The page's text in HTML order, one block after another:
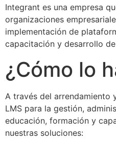
Integrant es una empresa
organizaciones
implementación de
capacitación y desarrollo
¿Cómo lo
A través del arrendamiento
LMS para la gestión,
educación, formación y
nuestras soluciones: